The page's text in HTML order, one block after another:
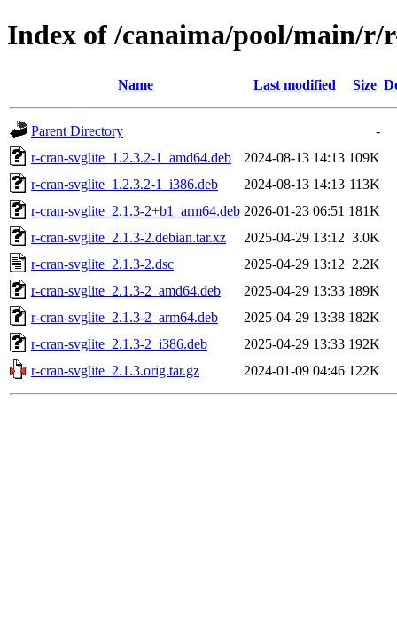
Index of /canaima/pool/main/r/
Name Last modified Size
Parent Directory
-
r-cran-svglite_1.2.3.2-1_amd64.deb
2024-08-13 14:13 109K
r-cran-svglite_1.2.3.2-1_i386.deb
2024-08-13 14:13 113K
r-cran-svglite_2.1.3-2+b1_arm64.deb 2026-01-23 06:51 181K
r-cran-svglite_2.1.3-2.debian.tar.xz
2025-04-29 13:12 3.0K
r-cran-svglite_2.1.3-2.dsc
2025-04-29 13:12 2.2K
r-cran-svglite_2.1.3-2_amd64.deb
2025-04-29 13:33 189K
r-cran-svglite_2.1.3-2_arm64.deb
2025-04-29 13:38 182K
r-cran-svglite_2.1.3-2_i386.deb
2025-04-29 13:33 192K
r-cran-svglite_2.1.3.orig.tar.gz
2024-01-09 04:46 122K